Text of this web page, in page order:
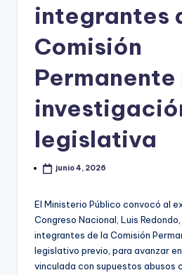
integrantes
Comisión
legislativa
junio 4, 2026
El Ministerio Público convocó al
Congreso Nacional, Luis
integrantes de la Comisión
legislativo previo, para avanzar
vinculada con supuestos abusos